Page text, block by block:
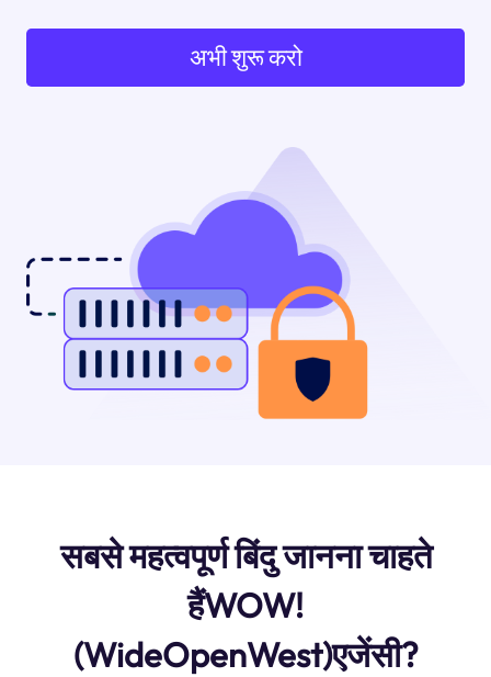
अभी शुरू करो
सबसे महत्वपूर्ण बिंदु जानना चाहते
हैंWOW!
(WideOpenWest)एजेंसी?